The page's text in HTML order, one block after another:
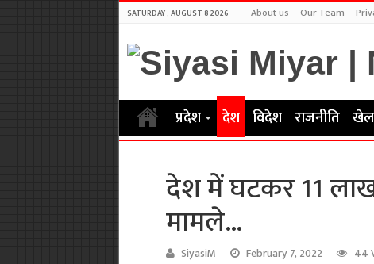
SATURDAY , AUGUST 8 2026 About us Our Team
प्रदेश देश विदेश राजनीति खेल
देश में घटकर 11
मामले…
SiyasiM February 7, 2022 44